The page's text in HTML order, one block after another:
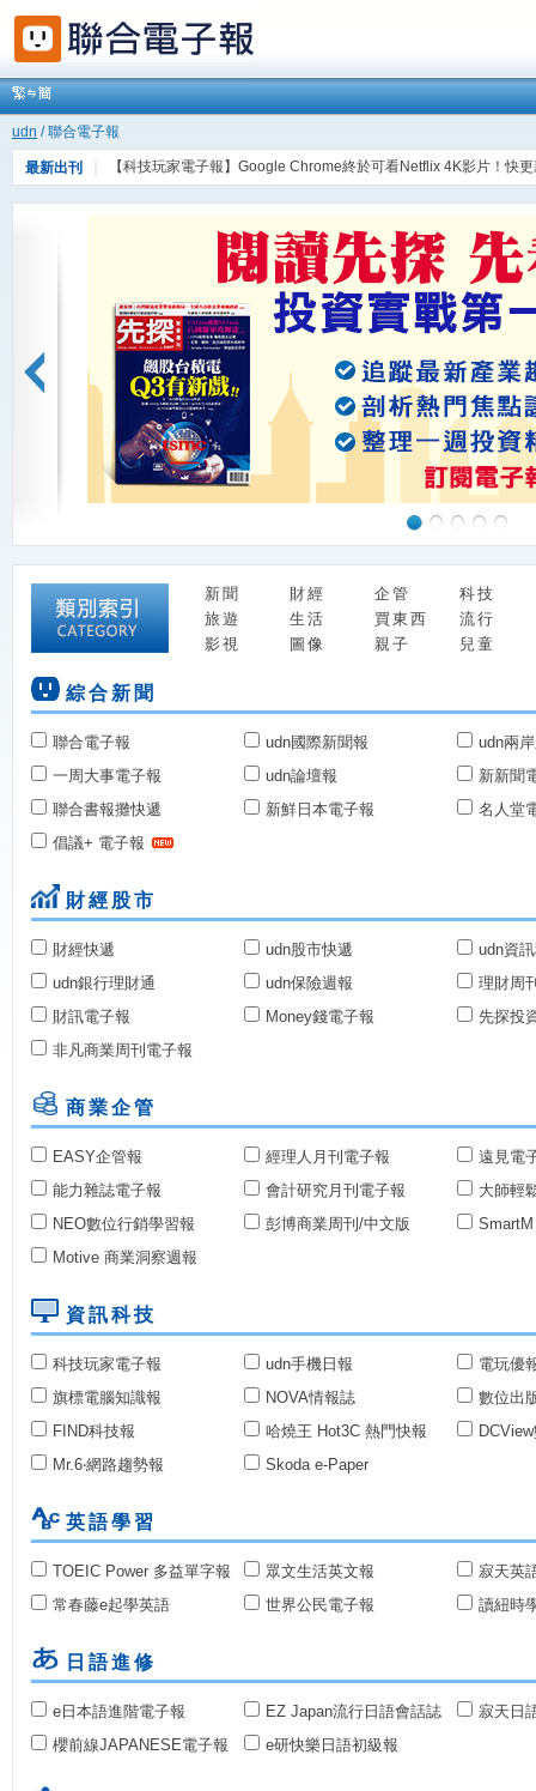
udn / 聯合電子報
最新出刊 【科技玩家電子報】Google Chrome終於可看Netflix 4K影片！快
新聞 財經 企管
科技
旅遊
生活 買東西
流行
影視
圖像 親子 兒童
綜合新聞
聯合電子報 udn國際新聞報
udn兩
一周大事電子報
udn論壇報
新新聞
聯合書報攤快遞
新鮮日本電子報
名人堂
倡議+ 電子報
財經股市
財經快遞 udn股市快遞
udn資
udn銀行理財通
udn保險週報
理財周
財訊電子報
Money錢電子報
先探投
非凡商業周刊電子報
商業企管
EASY企管報 經理人月刊電子報
遠見電
能力雜誌電子報
會計研究月刊電子報
大師輕
NEO數位行銷學習報
彭博商業周刊/中文版
Motive 商業洞察週報
資訊科技
科技玩家電子報 udn手機日報
電玩優
旗標電腦知識報
NOVA情報誌
數位出
FIND科技報
哈燒王 Hot3C 熱門快報
Mr.6‧網路趨勢報
Skoda e-Paper
英語學習
TOEIC Power 多益單字報 眾文生活英文報
寂天英
常春藤e起學英語
世界公民電子報 讀紐時
日語進修
e日本語進階電子報 EZ Japan流行日語會話誌
寂天日
櫻前線JAPANESE電子報
e研快樂日語初級報